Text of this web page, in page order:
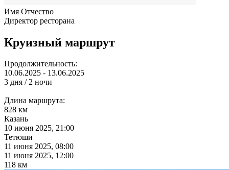
Имя Отчество
Директор ресторана
Круизный маршрут
Продолжительность:
10.06.2025 - 13.06.2025
3 дня / 2 ночи
Длина маршрута:
828 км
Казань
10 июня 2025, 21:00
Тетюши
11 июня 2025, 08:00
11 июня 2025, 12:00
118 км